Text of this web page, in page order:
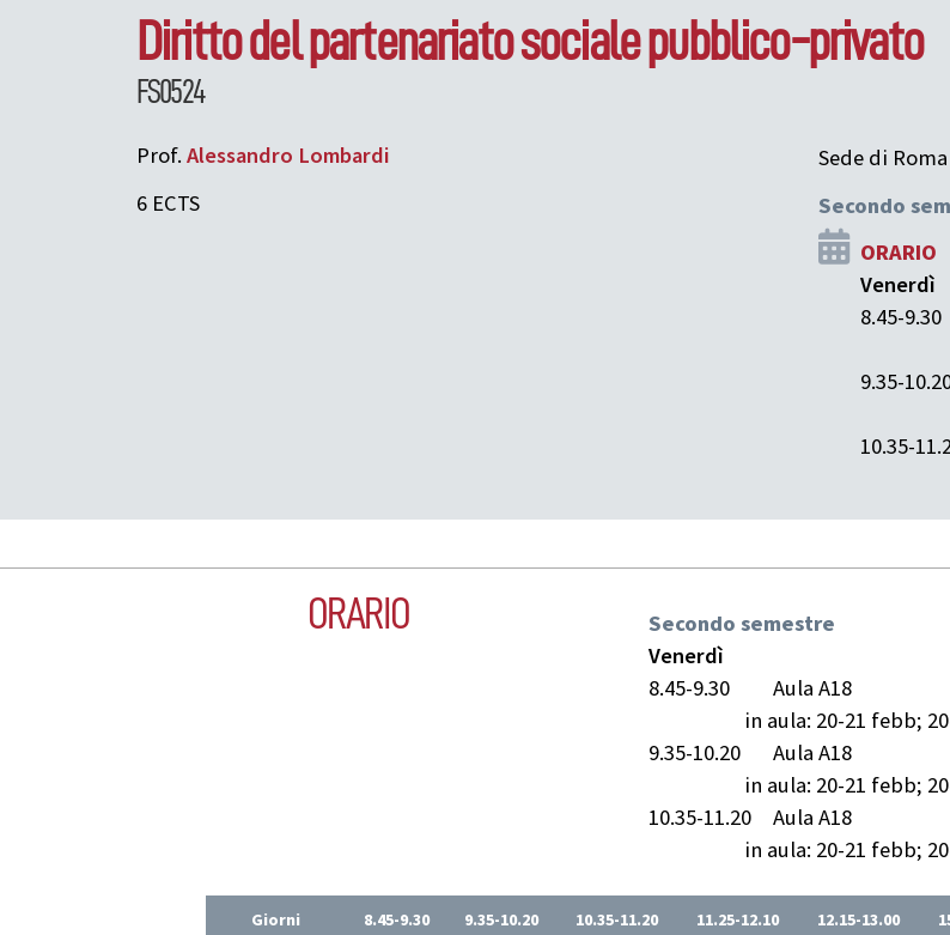
Diritto del partenariato sociale pubblico-privato
FS0524
Prof.Alessandro Lombardi
6 ECTS
Sede di Roma
Secondo
ORARIO
Venerdì
8.45-9.30
9.35-
10.35-
ORARIO
Secondo semestre
Venerdì
8.45-9.30
Aula A18
in aula: 20-21 febb;
9.35-10.20
Aula A18
in aula: 20-21 febb;
10.35-11.20
Aula A18
in aula: 20-21 febb;
Giorni 8.45-9.30 9.35-10.20 10.35-11.20 11.25-12.10 12.15-13.00